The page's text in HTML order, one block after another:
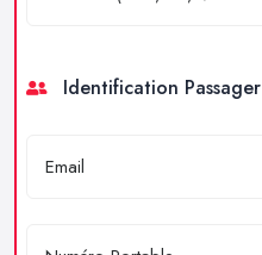
Identification Passager